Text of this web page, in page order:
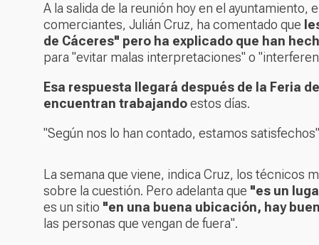
A la salida de la reunión hoy en el
comerciantes, Julián Cruz, ha comentado que
de Cáceres" pero ha explicado que han
para "evitar malas interpretaciones" o
Esa respuesta llegará después de la Feria
encuentran trabajandoestos días.
"Según nos lo han contado, estamos satisfechos"
La semana que viene, indica Cruz, los técnicos
sobre la cuestión. Pero adelanta que "es un
es un sitio "en una buena ubicación, hay
las personas que vengan de fuera".